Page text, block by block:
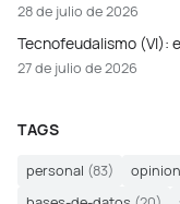
28 de julio de 2026
Tecnofeudalismo (VI):
27 de julio de 2026
TAGS
personal (83) opinion